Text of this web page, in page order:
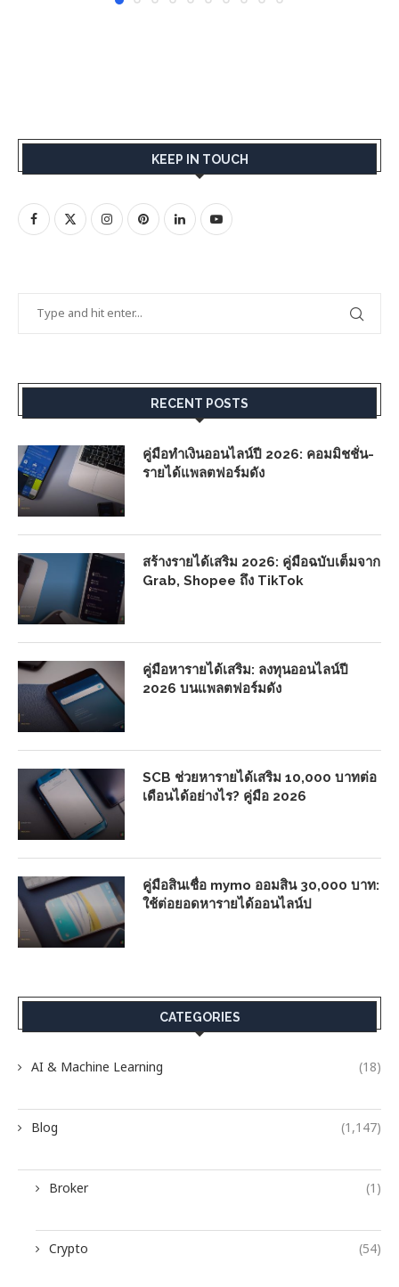
KEEP IN TOUCH
RECENT POSTS
คู่มือทำเงินออนไลน์ปี 2026: คอมมิชชั่น-
รายได้แพลตฟอร์มดัง
สร้างรายได้เสริม 2026: คู่มือฉบับเต็มจาก
Grab, Shopee ถึง TikTok
คู่มือหารายได้เสริม: ลงทุนออนไลน์ปี
2026 บนแพลตฟอร์มดัง
SCB ช่วยหารายได้เสริม 10,000 บาทต่อ
เดือนได้อย่างไร? คู่มือ 2026
คู่มือสินเชื่อ mymo ออมสิน 30,000 บาท:
ใช้ต่อยอดหารายได้ออนไลน์ป
CATEGORIES
AI & Machine Learning (18)
Blog (1,147)
Broker (1)
Crypto (54)